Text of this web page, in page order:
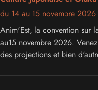
du 14 au 15 novembre 2026
Anim'Est, la convention sur
au15 novembre 2026.
des projections et bien